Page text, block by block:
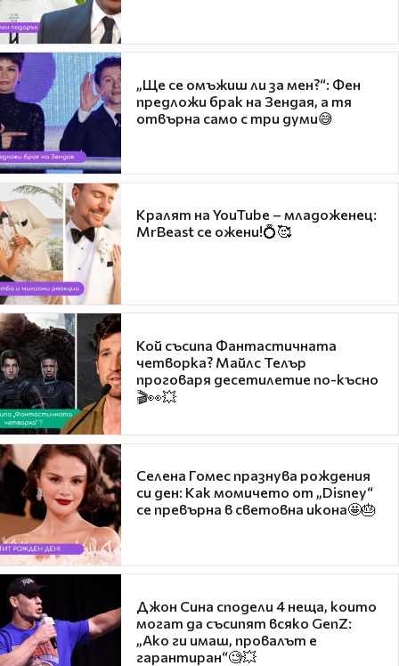
„Ще се омъжиш ли за мен?“: Фен
предложи брак на Зендая, а тя
отвърна само с три думи😅
Кралят на YouTube – младоженец:
MrBeast се ожени!💍🥰
Кой съсипа Фантастичната
четворка? Майлс Телър
проговаря десетилетие по-късно
🎬👀💥
Селена Гомес празнува рождения
си ден: Как момичето от „Disney“
се превърна в световна икона🤩🎂
Джон Сина сподели 4 неща, които
могат да съсипят всяко GenZ:
„Ако ги имаш, провалът е
гарантиран“🧐💥